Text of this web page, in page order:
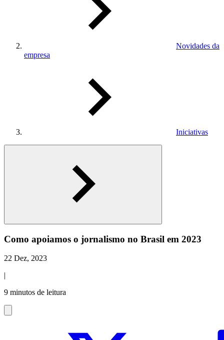
Novidades da
empresa
Iniciativas
Como apoiamos o jornalismo no Brasil em 2023
22 Dez, 2023
|
9 minutos de leitura